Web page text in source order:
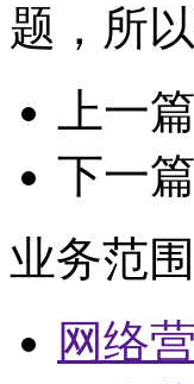
题，所
上一
下一篇
业务范围
网络